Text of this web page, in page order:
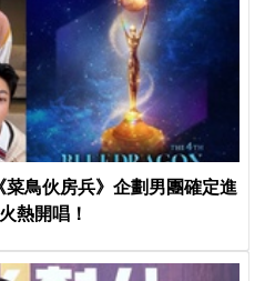
菜鳥伙房兵》企劃男團確定進
熱開唱！